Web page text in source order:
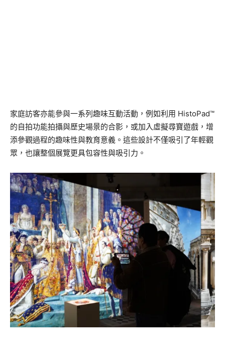
家庭訪客亦能參與一系列趣味互動活動，例如利用 HistoPad™
的自拍功能拍攝與歷史場景的合影，或加入虛擬尋寶遊戲，增
添參觀過程的趣味性與教育意義。這些設計不僅吸引了年輕觀
眾，也讓整個展覽更具包容性與吸引力。